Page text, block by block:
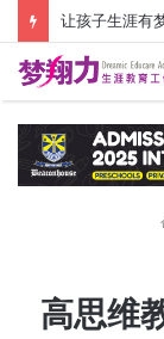
高思维